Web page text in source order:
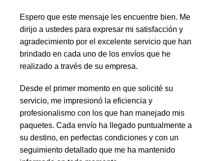
Espero que este mensaje les encuentre bien. Me
dirijo a ustedes para expresar mi satisfacción y
agradecimiento por el excelente servicio que han
brindado en cada uno de los envíos que he
realizado a través de su empresa.
Desde el primer momento en que solicité su
servicio, me impresionó la eficiencia y
profesionalismo con los que han manejado mis
paquetes. Cada envío ha llegado puntualmente a
su destino, en perfectas condiciones y con un
seguimiento detallado que me ha mantenido